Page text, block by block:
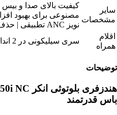
سایر
مشخصات
کیفیت بالای صدا و بیس
مصنوعی برای بهبود
نویز ANC تطبیقی | حذف صدای باد
اقلام
همراه
سری سیلیکونی در 2 اندازه | دفترچه راهنما | کابل Type-c
توضیحات
باس قدرتمند